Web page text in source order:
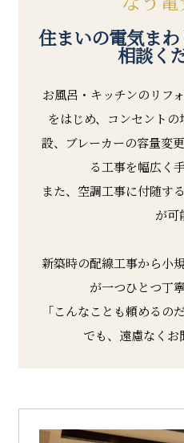
住まいの電気ま
相談く
お風呂・キッチンのリフ
をはじめ、コンセント
設、ブレーカーの容量変
る工事を幅広く
また、空調工事に付随す
が可
新築時の配線工事から小
が一つひとつ丁
「こんなことも頼めるの
でも、遠慮なくお